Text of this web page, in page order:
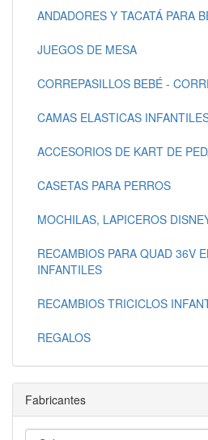
ANDADORES Y TACATÁ PARA
JUEGOS DE MESA
CORREPASILLOS BEBÉ -
CAMAS ELASTICAS
ACCESORIOS DE KART DE
CASETAS PARA PERROS
MOCHILAS, LAPICEROS
RECAMBIOS PARA QUAD 36V
INFANTILES
RECAMBIOS TRICICLOS
REGALOS
Fabricantes